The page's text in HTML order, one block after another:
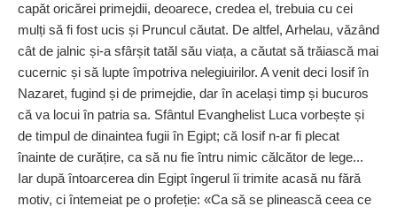
capăt oricărei primejdii, deoarece, credea el, trebuia cu cei
mulți să fi fost ucis și Pruncul căutat. De altfel, Arhelau, văzând
cât de jalnic și-a sfârșit tatăl său viața, a căutat să trăiască mai
cucernic și să lupte împotriva nelegiuirilor. A venit deci Iosif în
Nazaret, fugind și de primejdie, dar în același timp și bucuros
că va locui în patria sa. Sfântul Evanghelist Luca vorbește și
de timpul de dinaintea fugii în Egipt; că Iosif n-ar fi plecat
înainte de curățire, ca să nu fie întru nimic călcător de lege...
Iar după întoarcerea din Egipt îngerul îi trimite acasă nu fără
motiv, ci întemeiat pe o profeție: «Ca să se plinească ceea ce